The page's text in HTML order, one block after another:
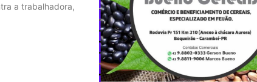
a trabalhadora,